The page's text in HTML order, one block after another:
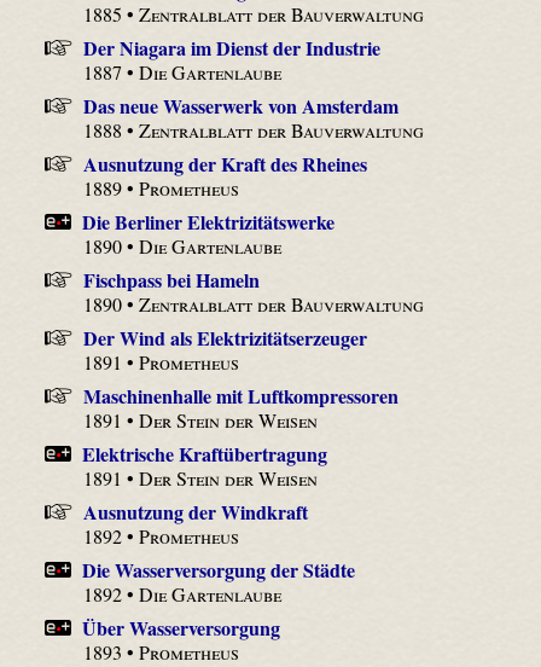
1885 •Zentralblatt der Bauverwaltung
Der Niagara im Dienst der Industrie
1887 •Die Gartenlaube
Das neue Wasserwerk von Amsterdam
1888 •Zentralblatt der Bauverwaltung
Ausnutzung der Kraft des Rheines
1889 •Prometheus
Die Berliner Elektrizitätswerke
1890 •Die Gartenlaube
Fischpass bei Hameln
1890 •Zentralblatt der Bauverwaltung
Der Wind als Elektrizitätserzeuger
1891 •Prometheus
Maschinenhalle mit Luftkompressoren
1891 •Der Stein der Weisen
Elektrische Kraftübertragung
1891 •Der Stein der Weisen
Ausnutzung der Windkraft
1892 •Prometheus
Die Wasserversorgung der Städte
1892 •Die Gartenlaube
Über Wasserversorgung
1893 •Prometheus